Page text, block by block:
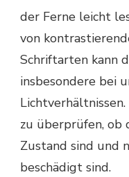
der Ferne leicht
von
Schriftarten kann
insbesondere bei
zu überprüfen, ob
Zustand sind und
beschädigt sind.